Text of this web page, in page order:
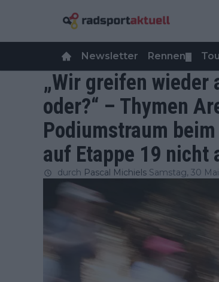
Newsletter Rennen
„Wir greifen
oder?“ – Thymen
Podiumstraum
auf Etappe 19 nicht
durch Pascal Michiels Samstag, 30